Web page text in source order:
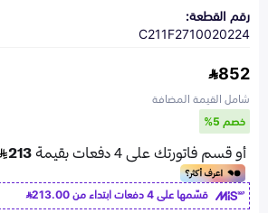
رقم القطعة:
C211F2710020224
852
شامل القيمة المضافة
خصم 5%
قسّمها على 4 دفعات ابتداء من
213.00